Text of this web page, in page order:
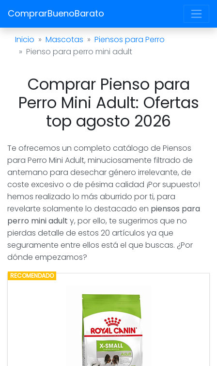
ComprarBuenoBarato
Inicio Mascotas
Piensos para Perro
Pienso para perro mini adult
Comprar Pienso para
Perro Mini Adult: Ofertas
top agosto 2026
Te ofrecemos un completo catálogo de Piensos
para Perro Mini Adult, minuciosamente filtrado de
antemano para desechar género irrelevante, de
coste excesivo o de pésima calidad ¡Por supuesto!
hemos realizado lo más aburrido por ti, para
revelarte solamente lo destacado en piensos para
perro mini adult y, por ello, te sugerimos que no
pierdas detalle de estos 20 artículos ya que
seguramente entre ellos está el que buscas. ¿Por
dónde empezamos?
RECOMENDADO